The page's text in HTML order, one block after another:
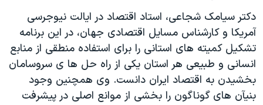
صفحه
اصلی
جهش
به
جستجو
ورزشی
گزیده‌ها
ویژه برنامه‌ها
ویدیوها
صفحه‌های ویژه
جام جهانی ۲۰۲۶
عملیات خشم حماسی
۲۵۰سالگی آمریکا
بایگانی برنامه‌های تلویزیونی
فرکانس‌های صدای آمریکا
پخش رادیویی
یادگیری زبان انگلیسی
دکتر سيامک شجاعی، استاد اقتصاد در ايالت نيوجرسی
آمريکا و کارشناس مسايل اقتصادی جهان، در اين برنامه
تشکيل کميته های استانی را برای استفاده منطقی از منابع
انسانی و طبيعی هر استان يکی از راه حل ها ی سروسامان
بخشيدن به اقتصاد ايران دانست. وی همچنين وجود
بنيآن های گوناگون را بخشی از موانع اصلی در پيشرفت